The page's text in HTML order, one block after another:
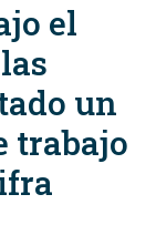
el
un
trabajo